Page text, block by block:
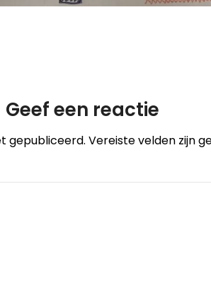
Geef een reactie
gepubliceerd. Vereiste velden zijn